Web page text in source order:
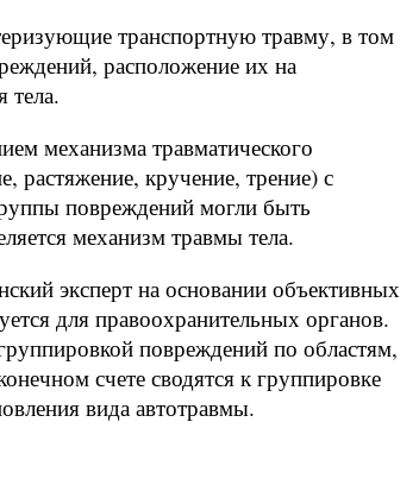
транспортную травму, в том
расположение их на
тела.
механизма травматического
растяжение, кручение, трение) с
повреждений могли быть
механизм травмы тела.
эксперт на основании объективных
для правоохранительных органов.
повреждений по областям,
счете сводятся к группировке
вида автотравмы.